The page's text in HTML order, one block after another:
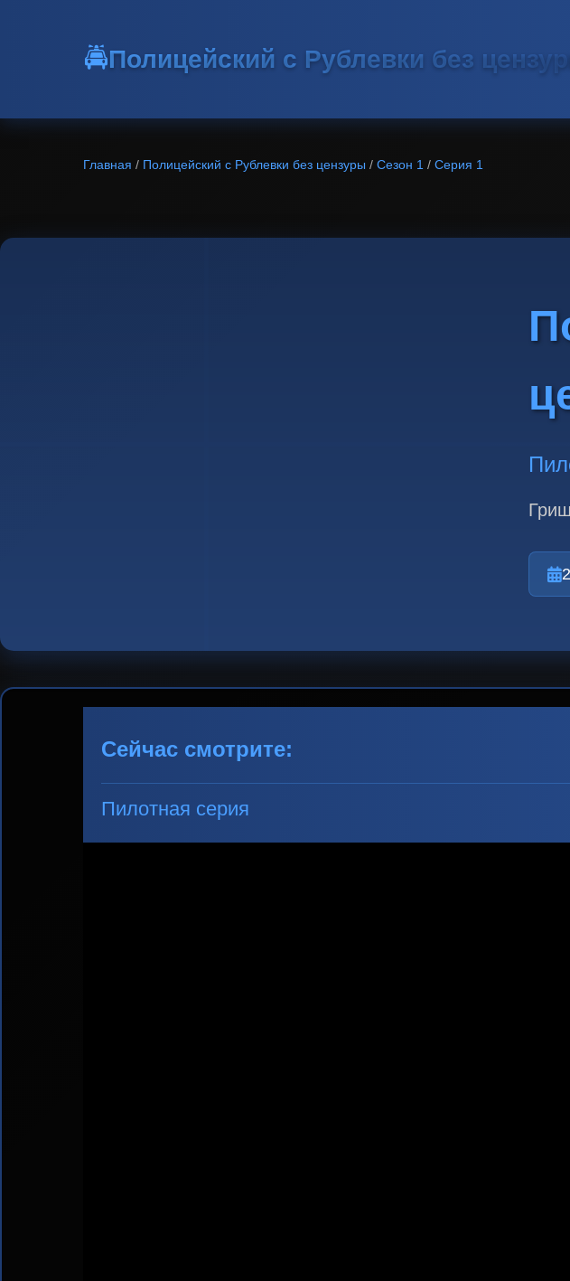
🚔Полицейский с Рублевки без
Главная / Полицейский с Рублевки без цензуры / Сезон 1 / Серия 1
Сейчас смотрите:
Пилотная серия